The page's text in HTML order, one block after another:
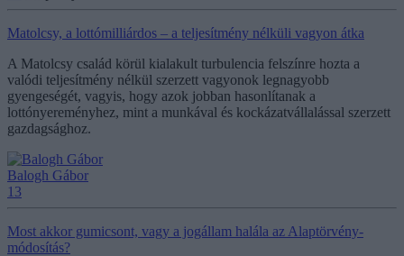
Matolcsy, a lottómilliárdos – a teljesítmény nélküli vagyon átka
A Matolcsy család körül kialakult turbulencia felszínre hozta a
valódi teljesítmény nélkül szerzett vagyonok legnagyobb
gyengeségét, vagyis, hogy azok jobban hasonlítanak a
lottónyereményhez, mint a munkával és kockázatvállalással szerzett
gazdagsághoz.
Balogh Gábor
13
Most akkor gumicsont, vagy a jogállam halála az Alaptörvény-
módosítás?